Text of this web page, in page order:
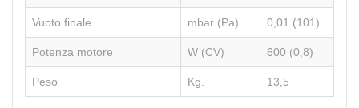
Vuoto finale mbar (Pa) 0,01 (101)
Potenza motore W (CV) 600 (0,8)
Peso Kg. 13,5